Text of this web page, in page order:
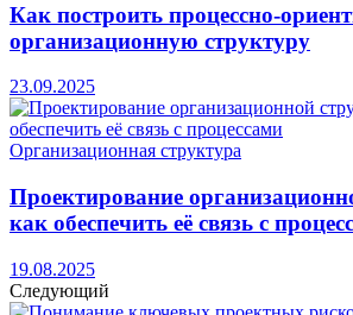
Как построить процессно-
организационную структуру
23.09.2025
Организационная структура
Проектирование
как обеспечить её связь с
19.08.2025
Следующий